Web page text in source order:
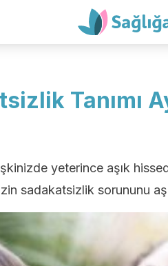
Tanımı
yeterince aşık
sadakatsizlik sorununu